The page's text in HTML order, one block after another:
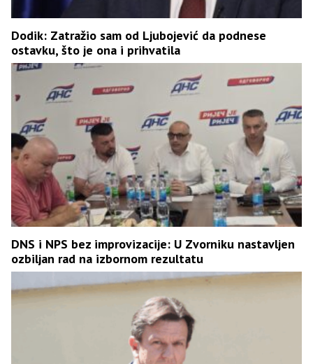
Dodik: Zatražio sam od Ljubojević da podnese
ostavku, što je ona i prihvatila
DNS i NPS bez improvizacije: U Zvorniku nastavljen
ozbiljan rad na izbornom rezultatu